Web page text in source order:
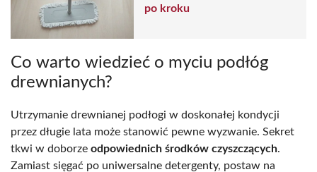
po kroku
Co warto wiedzieć o myciu podłóg
drewnianych?
Utrzymanie drewnianej podłogi w doskonałej kondycji
przez długie lata może stanowić pewne wyzwanie. Sekret
tkwi w doborze odpowiednich środków czyszczących.
Zamiast sięgać po uniwersalne detergenty, postaw na